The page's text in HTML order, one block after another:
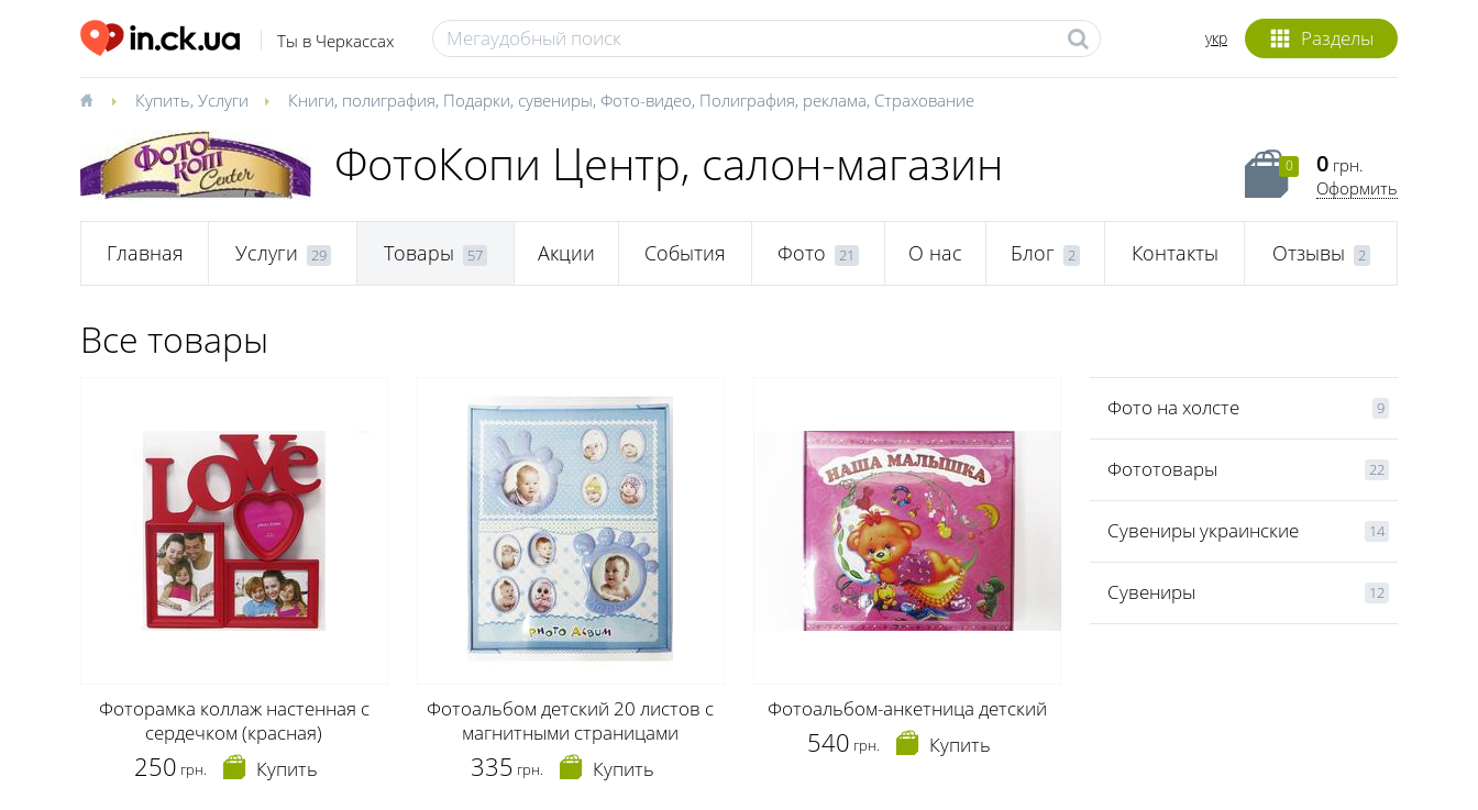
Ты в Черкассах Разделы
укр
Купить, Услуги Книги, полиграфия, Подарки, сувениры, Фото-видео, Полиграфия, реклама, Страхование
ФотоКопи Центр, салон-магазин 0 0 грн.
Оформить
Главная Услуги 29 Товары 57 Акции События Фото 21 О нас Блог 2 Контакты Отзывы 2
Все товары
Фоторамка коллаж настенная с
сердечком (красная)
250 грн. Купить
Фотоальбом детский 20 листов с
магнитными страницами
335 грн. Купить
Фотоальбом-анкетница детский
540 грн. Купить
Фото на холсте 9
Фототовары 22
Сувениры украинские 14
Сувениры 12